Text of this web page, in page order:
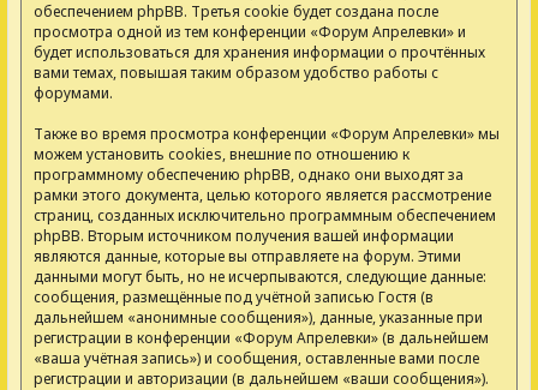
обеспечением phpBB. Третья cookie будет создана после
просмотра одной из тем конференции «Форум Апрелевки» и
будет использоваться для хранения информации о прочтённых
вами темах, повышая таким образом удобство работы с
форумами.
Также во время просмотра конференции «Форум Апрелевки» мы
можем установить cookies, внешние по отношению к
программному обеспечению phpBB, однако они выходят за
рамки этого документа, целью которого является рассмотрение
страниц, созданных исключительно программным обеспечением
phpBB. Вторым источником получения вашей информации
являются данные, которые вы отправляете на форум. Этими
данными могут быть, но не исчерпываются, следующие данные:
сообщения, размещённые под учётной записью Гостя (в
дальнейшем «анонимные сообщения»), данные, указанные при
регистрации в конференции «Форум Апрелевки» (в дальнейшем
«ваша учётная запись») и сообщения, оставленные вами после
регистрации и авторизации (в дальнейшем «ваши сообщения»).